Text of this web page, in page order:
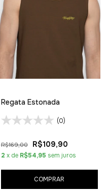
Regata Estonada
(0)
R$169,00 R$109,90
2 x de R$54,95 sem juros
COMPRAR